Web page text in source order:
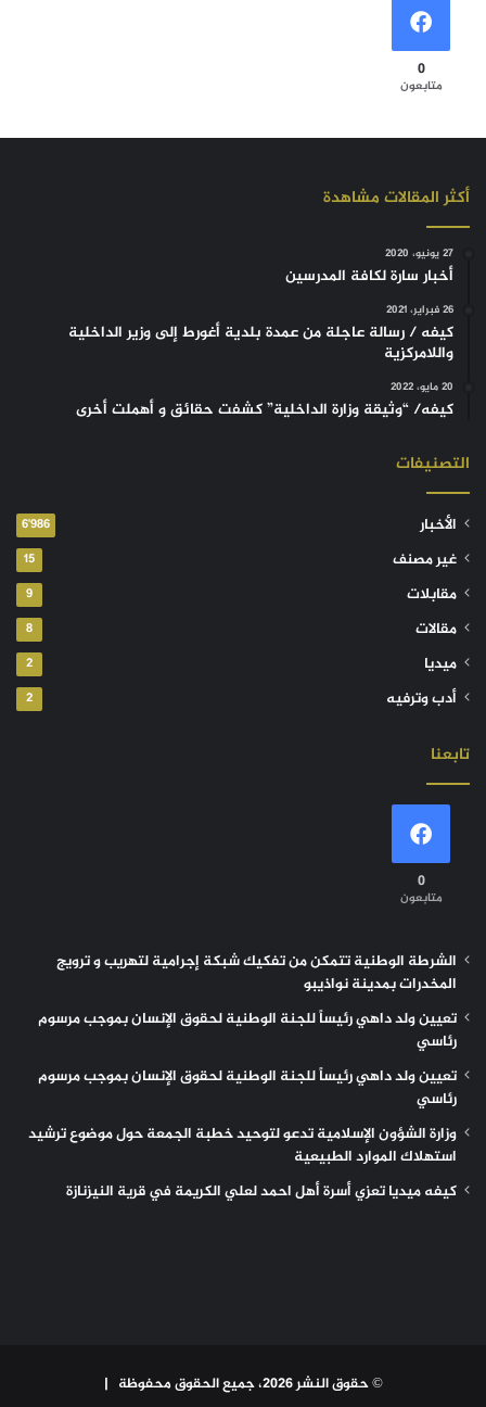
0
متابعون
أكثر المقالات مشاهدة
27 يونيو، 2020
أخبار سارة لكافة المدرسين
26 فبراير، 2021
كيفه / رسالة عاجلة من عمدة بلدية أغورط إلى وزير الداخلية
واللامركزية
20 مايو، 2022
كيفه/ “وثيقة وزارة الداخلية” كشفت حقائق و أهملت أخرى
التصنيفات
الأخبار 6٬986
غير مصنف 15
مقابلات 9
مقالات 8
ميديا 2
أدب وترفيه 2
تابعنا
0
متابعون
الشرطة الوطنية تتمكن من تفكيك شبكة إجرامية لتهريب و ترويج
المخدرات بمدينة نواذيبو
تعيين ولد داهي رئيساً للجنة الوطنية لحقوق الإنسان بموجب مرسوم
رئاسي
تعيين ولد داهي رئيساً للجنة الوطنية لحقوق الإنسان بموجب مرسوم
رئاسي
وزارة الشؤون الإسلامية تدعو لتوحيد خطبة الجمعة حول موضوع ترشيد
استهلاك الموارد الطبيعية
كيفه ميديا تعزي أسرة أهل احمد لعلي الكريمة في قرية النيزنازة
© حقوق النشر 2026، جميع الحقوق محفوظة |